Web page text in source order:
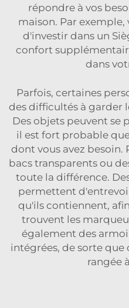
répondre à vos
maison. Par
d'investir dans un
confort
dans
Parfois, certaines
des difficultés à garder
Des objets peuvent se
il est fort probable
dont vous avez besoin.
bacs transparents ou
toute la différence.
permettent
qu'ils contiennent,
trouvent les
également des
intégrées, de sorte que
rangée